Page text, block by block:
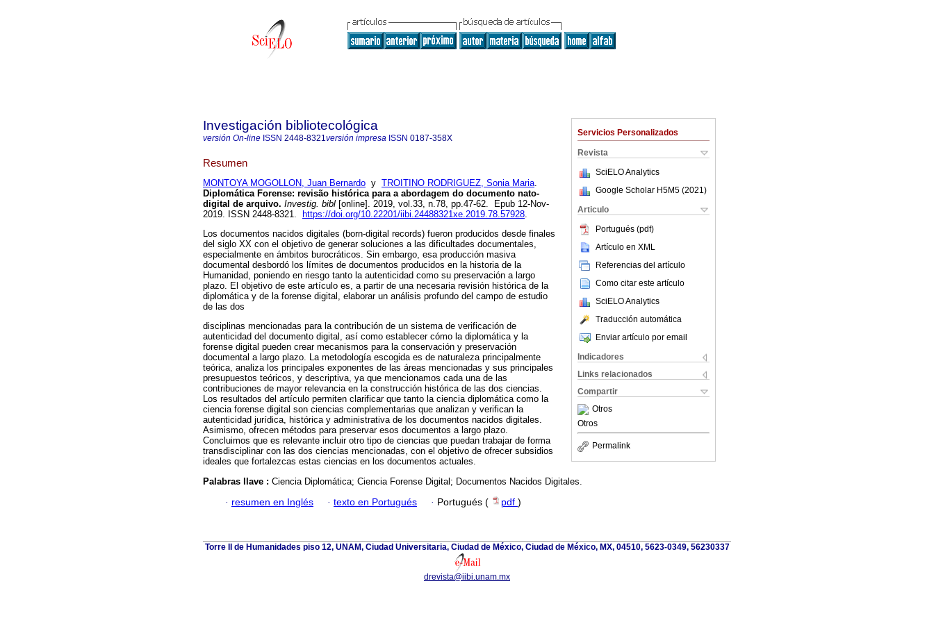
Servicios Personalizados
Revista
SciELO Analytics
Google Scholar H5M5 (2021 )
Articulo
Portugués (pdf)
Artículo en XML
Referencias del artículo
Como citar este artículo
SciELO Analytics
Traducción automática
Enviar artículo por email
Indicadores
Links relacionados
Compartir
Otros
Otros
Permalink
Investigación bibliotecológica
versión On-line ISSN 2448-8321versión impresa ISSN 0187-358X
Resumen
MONTOYA MOGOLLON, Juan Bernardo y TROITINO RODRIGUEZ, Sonia Maria.
Diplomática Forense: revisão histórica para a abordagem do documento nato-
digital de arquivo. Investig. bibl [online]. 2019, vol.33, n.78, pp.47-62. Epub 12-Nov-
2019. ISSN 2448-8321.
https://doi.org/10.22201/iibi.24488321xe.2019.78.57928.
Los documentos nacidos digitales (born-digital records) fueron producidos desde finales
del siglo XX con el objetivo de generar soluciones a las dificultades documentales,
especialmente en ámbitos burocráticos. Sin embargo, esa producción masiva
documental desbordó los límites de documentos producidos en la historia de la
Humanidad, poniendo en riesgo tanto la autenticidad como su preservación a largo
plazo. El objetivo de este artículo es, a partir de una necesaria revisión histórica de la
diplomática y de la forense digital, elaborar un análisis profundo del campo de estudio
de las dos
disciplinas mencionadas para la contribución de un sistema de verificación de
autenticidad del documento digital, así como establecer cómo la diplomática y la
forense digital pueden crear mecanismos para la conservación y preservación
documental a largo plazo. La metodología escogida es de naturaleza principalmente
teórica, analiza los principales exponentes de las áreas mencionadas y sus principales
presupuestos teóricos, y descriptiva, ya que mencionamos cada una de las
contribuciones de mayor relevancia en la construcción histórica de las dos ciencias.
Los resultados del artículo permiten clarificar que tanto la ciencia diplomática como la
ciencia forense digital son ciencias complementarias que analizan y verifican la
autenticidad jurídica, histórica y administrativa de los documentos nacidos digitales.
Asimismo, ofrecen métodos para preservar esos documentos a largo plazo.
Concluimos que es relevante incluir otro tipo de ciencias que puedan trabajar de forma
transdisciplinar con las dos ciencias mencionadas, con el objetivo de ofrecer subsidios
ideales que fortalezcas estas ciencias en los documentos actuales.
Palabras llave : Ciencia Diplomática; Ciencia Forense Digital; Documentos Nacidos Digitales.
· resumen en Inglés · texto en Portugués · Portugués ( pdf )
Torre II de Humanidades piso 12, UNAM, Ciudad Universitaria, Ciudad de México, Ciudad de México, MX, 04510, 5623-0349, 56230337
drevista@iibi.unam.mx